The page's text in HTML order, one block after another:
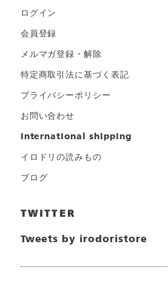
ログイン
会員登録
メルマガ登録・解除
特定商取引法に基づく表記
プライバシーポリシー
お問い合わせ
international shipping
イロドリの読みもの
ブログ
TWITTER
Tweets by irodoristore